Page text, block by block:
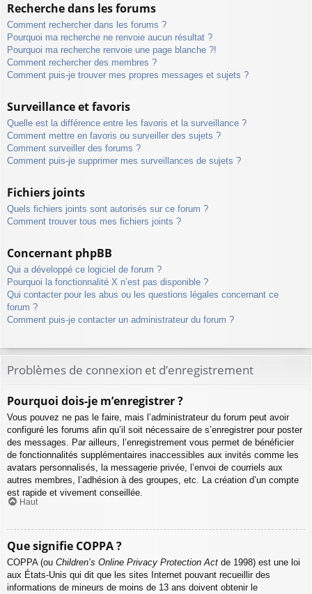
Recherche dans les forums
Comment rechercher dans les forums ?
Pourquoi ma recherche ne renvoie aucun résultat ?
Pourquoi ma recherche renvoie une page blanche ?!
Comment rechercher des membres ?
Comment puis-je trouver mes propres messages et sujets ?
Surveillance et favoris
Quelle est la différence entre les favoris et la surveillance ?
Comment mettre en favoris ou surveiller des sujets ?
Comment surveiller des forums ?
Comment puis-je supprimer mes surveillances de sujets ?
Fichiers joints
Quels fichiers joints sont autorisés sur ce forum ?
Comment trouver tous mes fichiers joints ?
Concernant phpBB
Qui a développé ce logiciel de forum ?
Pourquoi la fonctionnalité X n’est pas disponible ?
Qui contacter pour les abus ou les questions légales concernant ce
forum ?
Comment puis-je contacter un administrateur du forum ?
Problèmes de connexion et d’enregistrement
Pourquoi dois-je m’enregistrer ?
Vous pouvez ne pas le faire, mais l’administrateur du forum peut avoir
configuré les forums afin qu’il soit nécessaire de s’enregistrer pour poster
des messages. Par ailleurs, l’enregistrement vous permet de bénéficier
de fonctionnalités supplémentaires inaccessibles aux invités comme les
avatars personnalisés, la messagerie privée, l’envoi de courriels aux
autres membres, l’adhésion à des groupes, etc. La création d’un compte
est rapide et vivement conseillée.
Haut
Que signifie COPPA ?
COPPA (ou Children’s Online Privacy Protection Act de 1998) est une loi
aux États-Unis qui dit que les sites Internet pouvant recueillir des
informations de mineurs de moins de 13 ans doivent obtenir le